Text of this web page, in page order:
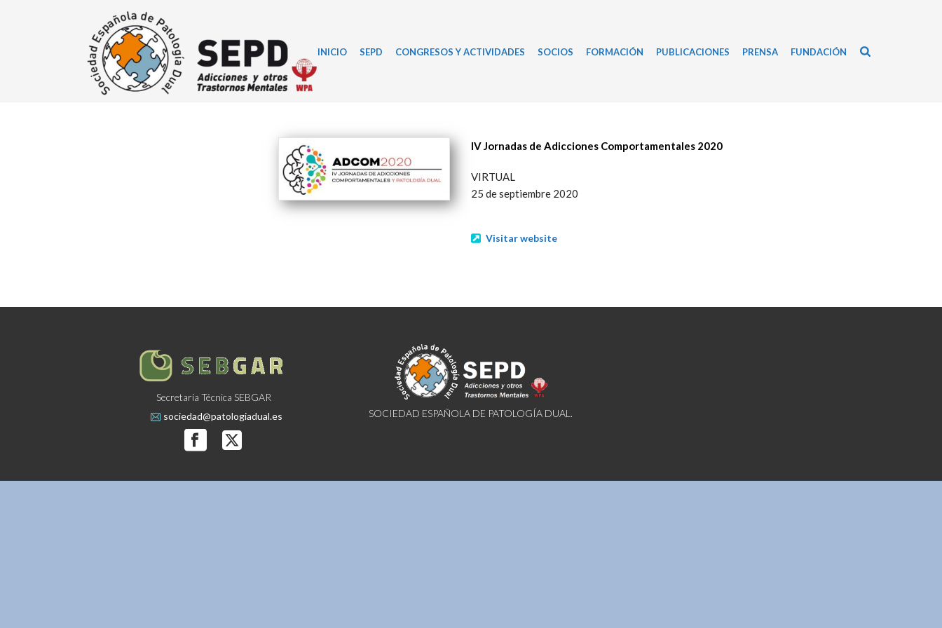
INICIO SEPD CONGRESOS Y ACTIVIDADES SOCIOS FORMACIÓN PUBLICACIONES PRENSA FUNDACIÓN
IV Jornadas de Adicciones Comportamentales 2020
VIRTUAL
25 de septiembre 2020
Visitar website
Secretaría Técnica SEBGAR
sociedad@patologiadual.es
SOCIEDAD ESPAÑOLA DE PATOLOGÍA DUAL.